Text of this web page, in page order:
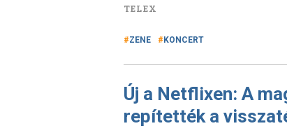
TELEX
ZENE KONCERT
Új a Netflixen: A
repítették a